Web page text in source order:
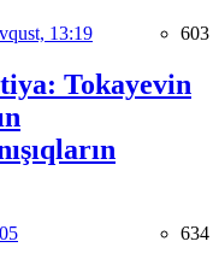
13:19 603
Tokayevin
634